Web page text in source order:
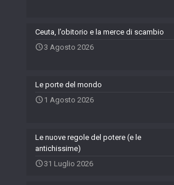
Ceuta, l’obitorio e la merce di scambio
3 Agosto 2026
Le porte del mondo
1 Agosto 2026
Le nuove regole del potere (e le
antichissime)
31 Luglio 2026